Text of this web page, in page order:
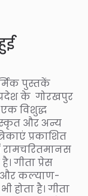
पुस्तकें
के गोरखपुर
एक विशुद्ध
और अन्य
प्रकाशित
रामचरितमानस
गीता प्रेस
और कल्याण-
है। गीता